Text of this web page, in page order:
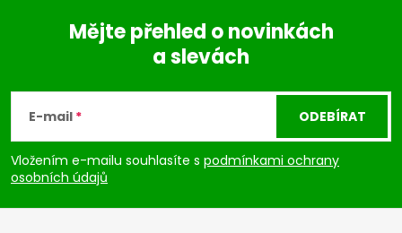
p
a
Mějte přehled o novinkách
a slevách
E-mail
Vložením e-mailu souhlasíte s podmínkami ochrany
osobních údajů
ODEBÍRAT